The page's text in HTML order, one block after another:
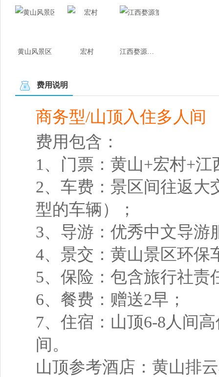
黄山风景区 宏村 江西婺源篁岭
费用说明
商务型/山顶入住多人间
费用包含：
1、门票：黄山+宏村+
2、车费：景区间往返大
型的车辆）；
3、导游：优秀中文导游
4、景交：黄山景区环保
5、保险：包含旅行社责
6、餐费：赠送2早；
7、住宿：山顶6-8人间
间。
山顶参考酒店：黄山排